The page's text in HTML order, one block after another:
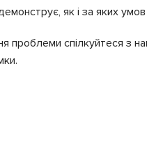
як і за яких
проблеми спілкуйтеся з